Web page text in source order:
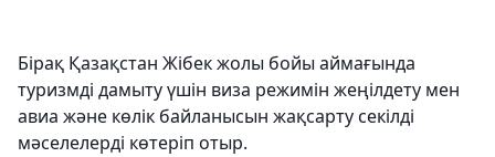
Бірақ Қазақстан Жібек жолы бойы аймағында
туризмді дамыту үшін виза режимін жеңілдету мен
авиа және көлік байланысын жақсарту секілді
мәселелерді көтеріп отыр.